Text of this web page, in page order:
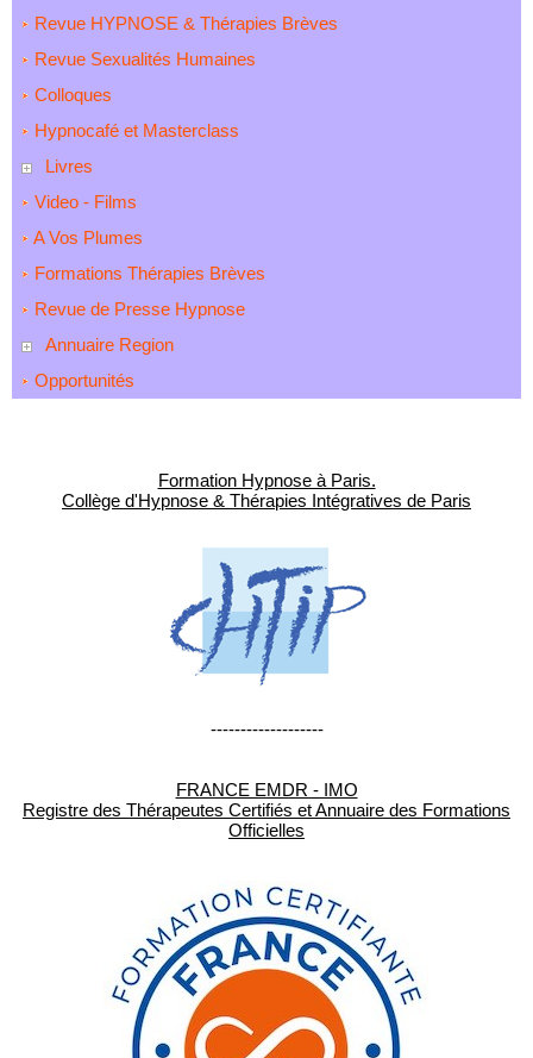
Revue HYPNOSE & Thérapies Brèves
Revue Sexualités Humaines
Colloques
Hypnocafé et Masterclass
Livres
Video - Films
A Vos Plumes
Formations Thérapies Brèves
Revue de Presse Hypnose
Annuaire Region
Opportunités
Formation Hypnose à Paris.
Collège d'Hypnose & Thérapies Intégratives de Paris
-------------------
FRANCE EMDR - IMO
Registre des Thérapeutes Certifiés et Annuaire des Formations
Officielles